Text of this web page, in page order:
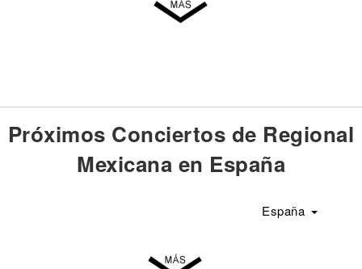
Próximos Conciertos de Regional
Mexicana en España
España